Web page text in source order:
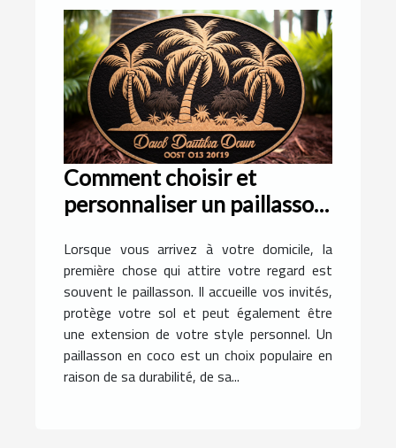
Comment choisir et
personnaliser un paillasson
domicile
Lorsque vous arrivez à votre domicile, la
première chose qui attire votre regard est
souvent le paillasson. Il accueille vos invités,
protège votre sol et peut également être
une extension de votre style personnel. Un
paillasson en coco est un choix populaire en
raison de sa durabilité, de sa...